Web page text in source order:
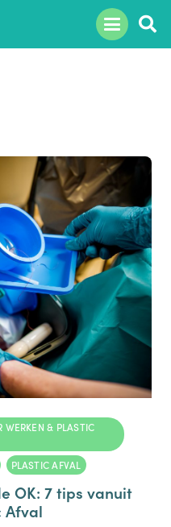
WERKEN & PLASTIC
PLASTIC AFVAL
OK: 7 tips vanuit
Afval